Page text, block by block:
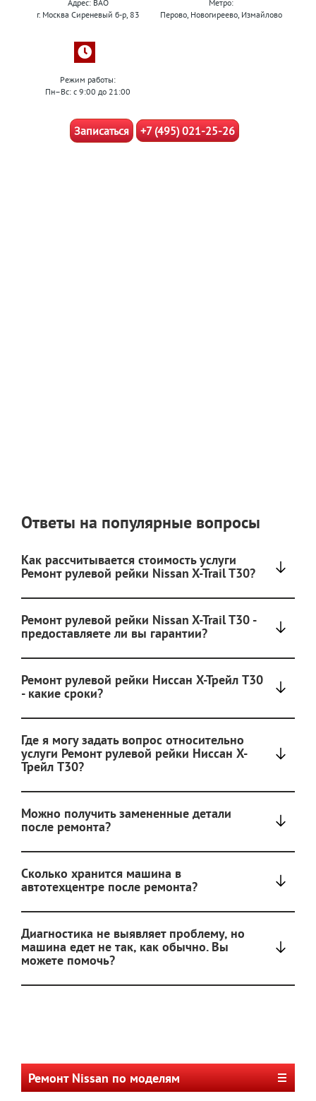
Адрес: ВАО
г. Москва Сиреневый б-р, 83
Метро:
Перово, Новогиреево, Измайлово
Режим работы:
Пн–Вс: с 9:00 до 21:00
Записаться +7 (495) 021-25-26
Ответы на популярные вопросы
Как рассчитывается стоимость услуги
Ремонт рулевой рейки Nissan X-Trail T30?
Ремонт рулевой рейки Nissan X-Trail T30 -
предоставляете ли вы гарантии?
Ремонт рулевой рейки Ниссан Х-Трейл T30
- какие сроки?
Где я могу задать вопрос относительно
услуги Ремонт рулевой рейки Ниссан Х-
Трейл T30?
Можно получить замененные детали
после ремонта?
Сколько хранится машина в
автотехцентре после ремонта?
Диагностика не выявляет проблему, но
машина едет не так, как обычно. Вы
можете помочь?
Ремонт Nissan по моделям